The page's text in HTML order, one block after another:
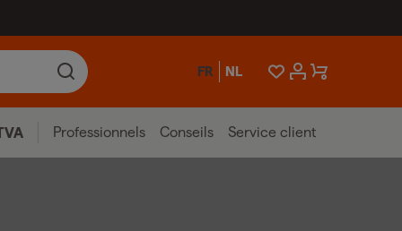
FR NL
Professionnels Conseils Service client